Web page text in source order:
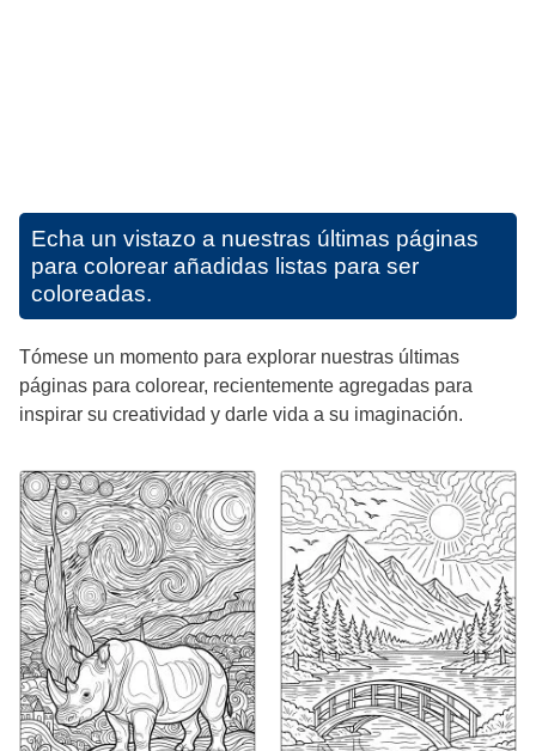
Echa un vistazo a nuestras últimas páginas
para colorear añadidas listas para ser
coloreadas.
Tómese un momento para explorar nuestras últimas
páginas para colorear, recientemente agregadas para
inspirar su creatividad y darle vida a su imaginación.